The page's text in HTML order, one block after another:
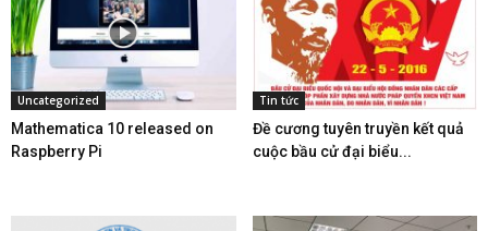
Uncategorized
Mathematica 10 released on
Raspberry Pi
Tin tức
Đề cương tuyên truyền kết quả
cuộc bầu cử đại biểu...